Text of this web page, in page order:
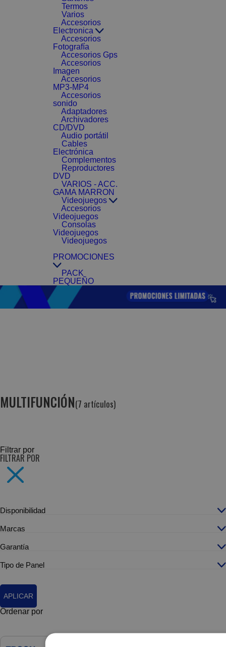
Termos
Varios
Accesorios
Electronica
Accesorios
Fotografía
Accesorios Gps
Accesorios
Imagen
Accesorios
MP3-MP4
Accesorios
sonido
Adaptadores
Archivadores
CD/DVD
Audio portátil
Cables
Electrónica
Complementos
Reproductores
DVD
VARIOS - ACC.
GAMA MARRON
Videojuegos
Accesorios
Videojuegos
Consolas
Videojuegos
Videojuegos
PROMOCIONES
PACK
PEQUEÑO
MULTIFUNCIÓN(7 artículos)
Filtrar por
FILTRAR POR
Disponibilidad
Marcas
Garantía
Tipo de Panel
APLICAR
Ordenar por